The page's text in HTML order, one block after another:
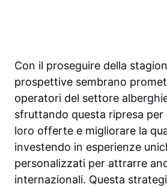
Con il proseguire della
prospettive sembrano
operatori del settore
sfruttando questa ripresa per
loro offerte e migliorare la
investendo in esperienze
personalizzati per attrarre
internazionali. Questa